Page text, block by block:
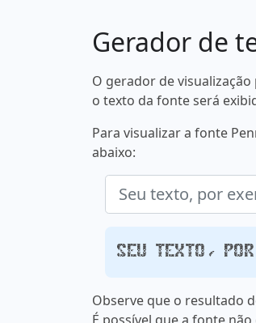
Gerador de
O gerador de
o texto da fonte será
Para visualizar a fonte
abaixo:
Seu texto,
Observe que o resultado